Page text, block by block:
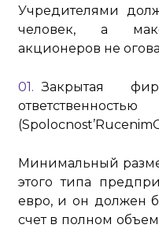
Учредителями
человек, а
акционеров не
Закрытая
ответственностью
Минимальный
этого типа
евро, и он должен
счет в полном